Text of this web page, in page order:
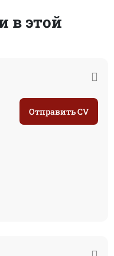
в этой
Отправить CV